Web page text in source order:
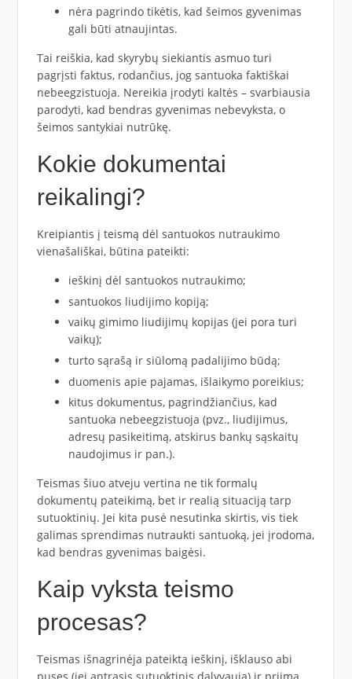
nėra pagrindo tikėtis, kad šeimos gyvenimas
gali būti atnaujintas.
Tai reiškia, kad skyrybų siekiantis asmuo turi
pagrįsti faktus, rodančius, jog santuoka faktiškai
nebeegzistuoja. Nereikia įrodyti kaltės – svarbiausia
parodyti, kad bendras gyvenimas nebevyksta, o
šeimos santykiai nutrūkę.
Kokie dokumentai
reikalingi?
Kreipiantis į teismą dėl santuokos nutraukimo
vienašališkai, būtina pateikti:
ieškinį dėl santuokos nutraukimo;
santuokos liudijimo kopiją;
vaikų gimimo liudijimų kopijas (jei pora turi
vaikų);
turto sąrašą ir siūlomą padalijimo būdą;
duomenis apie pajamas, išlaikymo poreikius;
kitus dokumentus, pagrindžiančius, kad
santuoka nebeegzistuoja (pvz., liudijimus,
adresų pasikeitimą, atskirus bankų sąskaitų
naudojimus ir pan.).
Teismas šiuo atveju vertina ne tik formalų
dokumentų pateikimą, bet ir realią situaciją tarp
sutuoktinių. Jei kita pusė nesutinka skirtis, vis tiek
galimas sprendimas nutraukti santuoką, jei įrodoma,
kad bendras gyvenimas baigėsi.
Kaip vyksta teismo
procesas?
Teismas išnagrinėja pateiktą ieškinį, išklauso abi